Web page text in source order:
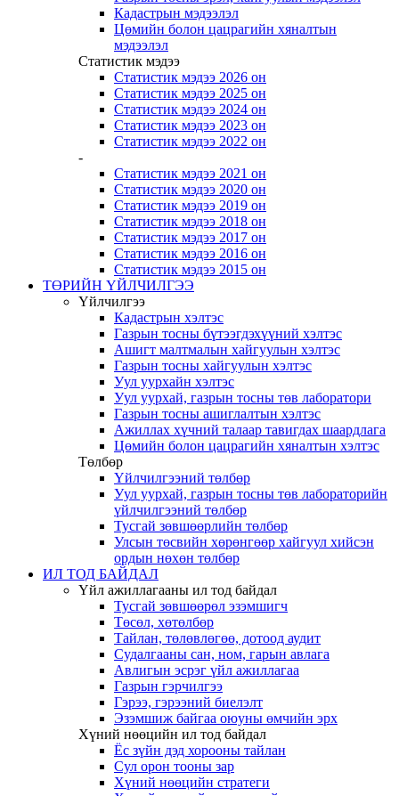
Кадастрын мэдээлэл
Цөмийн болон цацрагийн хяналтын
мэдээлэл
Статистик мэдээ
Статистик мэдээ 2026 он
Статистик мэдээ 2025 он
Статистик мэдээ 2024 он
Статистик мэдээ 2023 он
Статистик мэдээ 2022 он
-
Статистик мэдээ 2021 он
Статистик мэдээ 2020 он
Статистик мэдээ 2019 он
Статистик мэдээ 2018 он
Статистик мэдээ 2017 он
Статистик мэдээ 2016 он
Статистик мэдээ 2015 он
ТӨРИЙН ҮЙЛЧИЛГЭЭ
Үйлчилгээ
Кадастрын хэлтэс
Газрын тосны бүтээгдэхүүний хэлтэс
Ашигт малтмалын хайгуулын хэлтэс
Газрын тосны хайгуулын хэлтэс
Уул уурхайн хэлтэс
Уул уурхай, газрын тосны төв лаборатори
Газрын тосны ашиглалтын хэлтэс
Ажиллах хүчний талаар тавигдах шаардлага
Цөмийн болон цацрагийн хяналтын хэлтэс
Төлбөр
Үйлчилгээний төлбөр
Уул уурхай, газрын тосны төв лабораторийн
үйлчилгээний төлбөр
Тусгай зөвшөөрлийн төлбөр
Улсын төсвийн хөрөнгөөр хайгуул хийсэн
ордын нөхөн төлбөр
ИЛ ТОД БАЙДАЛ
Үйл ажиллагааны ил тод байдал
Тусгай зөвшөөрөл эзэмшигч
Төсөл, хөтөлбөр
Тайлан, төлөвлөгөө, дотоод аудит
Судалгааны сан, ном, гарын авлага
Авлигын эсрэг үйл ажиллагаа
Газрын гэрчилгээ
Гэрээ, гэрээний биелэлт
Эзэмшиж байгаа оюуны өмчийн эрх
Хүний нөөцийн ил тод байдал
Ёс зүйн дэд хорооны тайлан
Сул орон тооны зар
Хүний нөөцийн стратеги